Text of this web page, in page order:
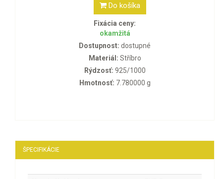
Do košíka
Fixácia ceny:
okamžitá
Dostupnost: dostupné
Materiál: Stříbro
Rýdzosť: 925/1000
Hmotnosť: 7.780000 g
ŠPECIFIKÁCIE